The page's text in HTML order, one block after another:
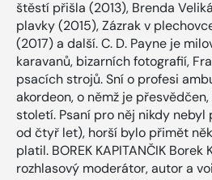
štěstí přišla (2013), Brenda
plavky (2015), Zázrak v
(2017) a další. C. D. Payne je
karavanů, bizarních fotografií,
psacích strojů. Sní o profesi
akordeon, o němž je
století. Psaní pro něj nikdy
od čtyř let), horší bylo přimět
platil. BOREK KAPITANČIK
rozhlasový moderátor, autor a